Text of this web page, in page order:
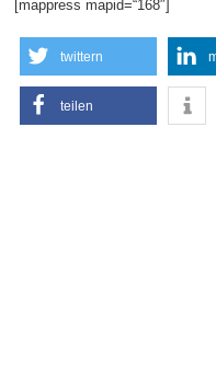
[mappress mapid=“168″]
twittern
teilen